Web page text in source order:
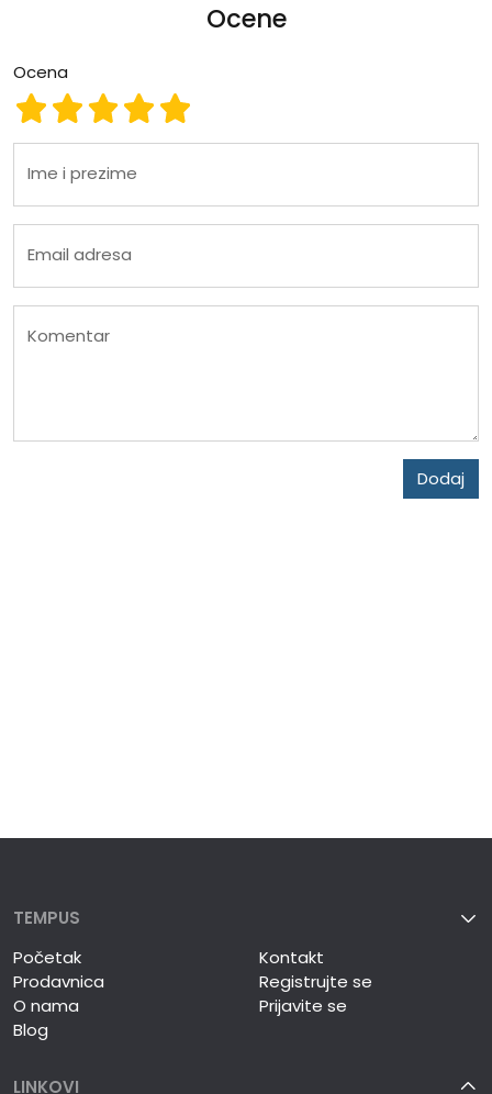
Ocene
Ocena
Ocena 5
Ocena 4
Ocena 3
Ocena 2
Ocena 1
Ime i prezime
Email adresa
Komentar
Dodaj
TEMPUS
Početak
Prodavnica
O nama
Blog
Kontakt
Registrujte se
Prijavite se
LINKOVI